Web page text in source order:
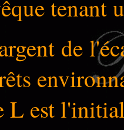
tenant
de
L est